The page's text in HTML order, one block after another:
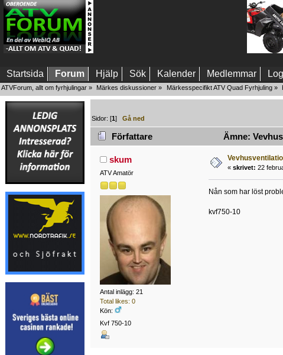
Startsida Forum Hjälp Sök Kalender Medlemmar
ATVForum, allt om fyrhjulingar » Märkes diskussioner » Märkesspecifikt ATV Quad Fyrhjuling»
Sidor: [1]Gå ned
Författare Ämne:
skum
ATV Amatör
Antal inlägg: 21
Total likes: 0
Kön:
Kvf 750-10
« skrivet: 22
Nån som har löst
kvf750-10